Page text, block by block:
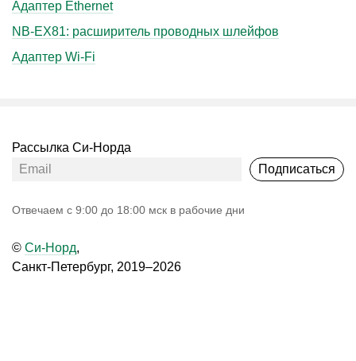
Адаптер Ethernet
NB-EX81: расширитель проводных шлейфов
Адаптер Wi-Fi
Рассылка Си-Норда
Подписаться
Oтвечаем с 9:00 до 18:00 мск в рабочие дни
© Си-Норд,
Санкт-Петербург, 2019–2026